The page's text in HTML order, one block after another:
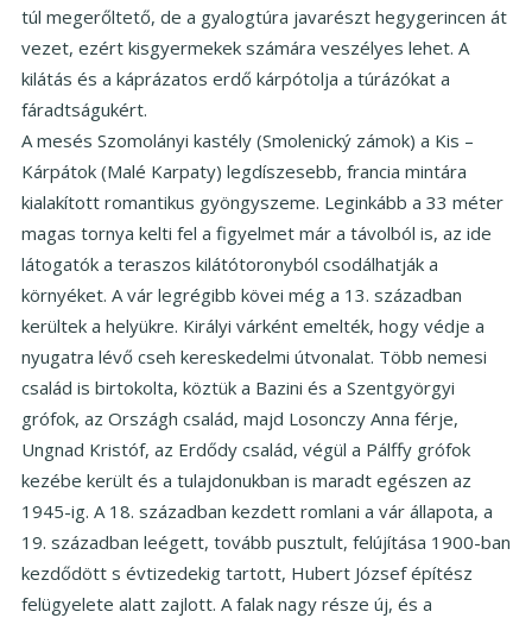
túl megerőltető, de a gyalogtúra javarészt hegygerincen át
vezet, ezért kisgyermekek számára veszélyes lehet. A
kilátás és a káprázatos erdő kárpótolja a túrázókat a
fáradtságukért.
A mesés Szomolányi kastély (Smolenický zámok) a Kis –
Kárpátok (Malé Karpaty) legdíszesebb, francia mintára
kialakított romantikus gyöngyszeme. Leginkább a 33 méter
magas tornya kelti fel a figyelmet már a távolból is, az ide
látogatók a teraszos kilátótoronyból csodálhatják a
környéket. A vár legrégibb kövei még a 13. században
kerültek a helyükre. Királyi várként emelték, hogy védje a
nyugatra lévő cseh kereskedelmi útvonalat. Több nemesi
család is birtokolta, köztük a Bazini és a Szentgyörgyi
grófok, az Országh család, majd Losonczy Anna férje,
Ungnad Kristóf, az Erdődy család, végül a Pálffy grófok
kezébe került és a tulajdonukban is maradt egészen az
1945-ig. A 18. században kezdett romlani a vár állapota, a
19. században leégett, tovább pusztult, felújítása 1900-ban
kezdődött s évtizedekig tartott, Hubert József építész
felügyelete alatt zajlott. A falak nagy része új, és a